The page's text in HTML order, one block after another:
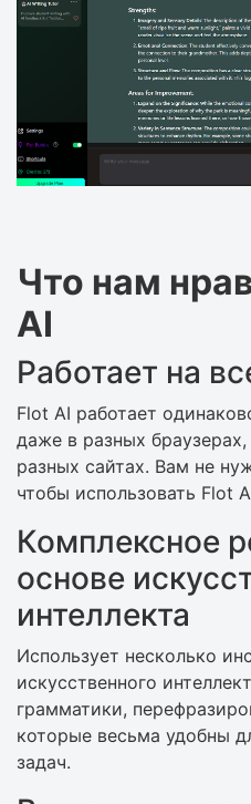
Что нам
AI
Работает на
Flot AI работает
даже в разных
разных сайтах. Вам не
чтобы использовать Flot
Комплексное
основе
интеллекта
Использует несколько
искусственного
грамматики,
которые весьма удобны
задач.